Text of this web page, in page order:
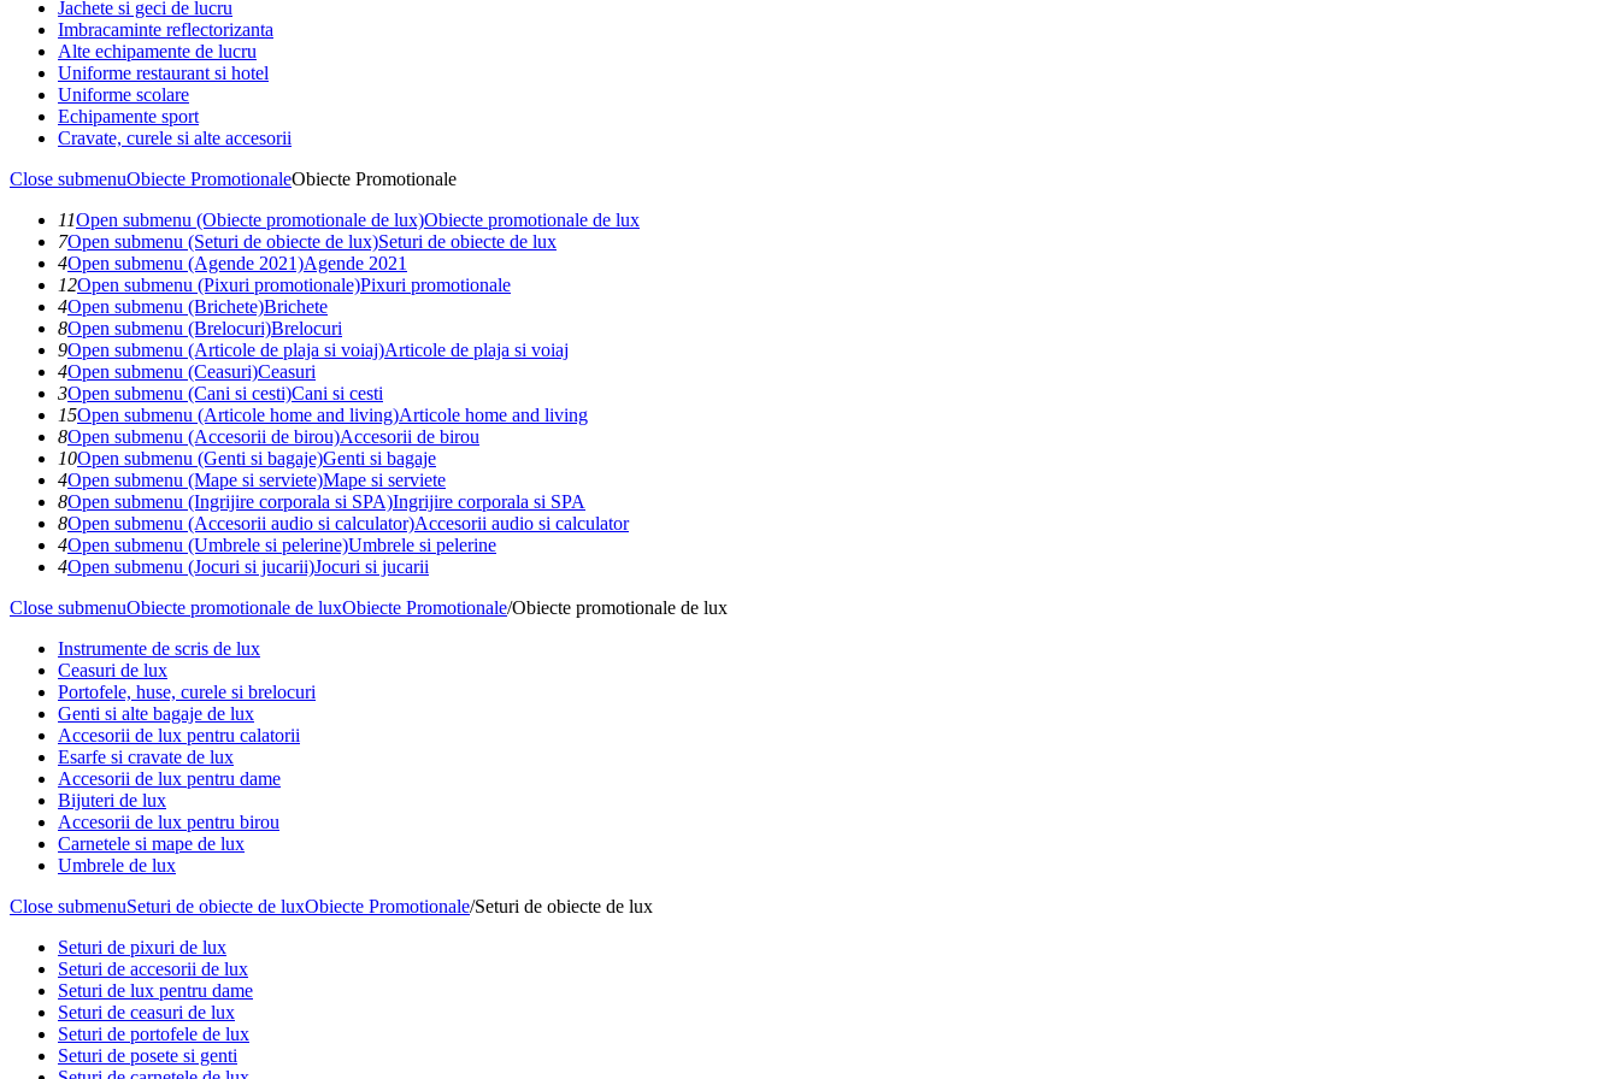
Jachete si geci de lucru
Imbracaminte reflectorizanta
Alte echipamente de lucru
Uniforme restaurant si hotel
Uniforme scolare
Echipamente sport
Cravate, curele si alte accesorii
Close submenuObiecte PromotionaleObiecte Promotionale
11Open submenu (Obiecte promotionale de lux)Obiecte promotionale de lux
7Open submenu (Seturi de obiecte de lux)Seturi de obiecte de lux
4Open submenu (Agende 2021)Agende 2021
12Open submenu (Pixuri promotionale)Pixuri promotionale
4Open submenu (Brichete)Brichete
8Open submenu (Brelocuri)Brelocuri
9Open submenu (Articole de plaja si voiaj)Articole de plaja si voiaj
4Open submenu (Ceasuri)Ceasuri
3Open submenu (Cani si cesti)Cani si cesti
15Open submenu (Articole home and living)Articole home and living
8Open submenu (Accesorii de birou)Accesorii de birou
10Open submenu (Genti si bagaje)Genti si bagaje
4Open submenu (Mape si serviete)Mape si serviete
8Open submenu (Ingrijire corporala si SPA)Ingrijire corporala si SPA
8Open submenu (Accesorii audio si calculator)Accesorii audio si calculator
4Open submenu (Umbrele si pelerine)Umbrele si pelerine
4Open submenu (Jocuri si jucarii)Jocuri si jucarii
Close submenuObiecte promotionale de luxObiecte Promotionale/Obiecte promotionale de lux
Instrumente de scris de lux
Ceasuri de lux
Portofele, huse, curele si brelocuri
Genti si alte bagaje de lux
Accesorii de lux pentru calatorii
Esarfe si cravate de lux
Accesorii de lux pentru dame
Bijuteri de lux
Accesorii de lux pentru birou
Carnetele si mape de lux
Umbrele de lux
Close submenuSeturi de obiecte de luxObiecte Promotionale/Seturi de obiecte de lux
Seturi de pixuri de lux
Seturi de accesorii de lux
Seturi de lux pentru dame
Seturi de ceasuri de lux
Seturi de portofele de lux
Seturi de posete si genti